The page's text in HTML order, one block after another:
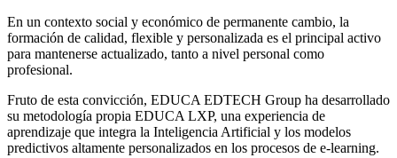
En un contexto social y económico de permanente cambio, la
formación de calidad, flexible y personalizada es el principal activo
para mantenerse actualizado, tanto a nivel personal como
profesional.
Fruto de esta convicción, EDUCA EDTECH Group ha desarrollado
su metodología propia EDUCA LXP, una experiencia de
aprendizaje que integra la Inteligencia Artificial y los modelos
predictivos altamente personalizados en los procesos de e-learning.